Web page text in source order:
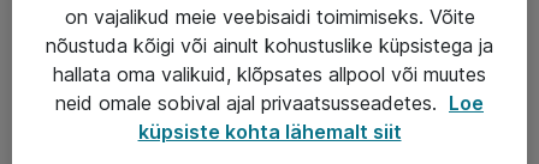
Haldusteenused
Garantii
Turva- ja nõrkvoolulahendused
on vajalikud meie veebisaidi toimimiseks. Võite
nõustuda kõigi või ainult kohustuslike küpsistega ja
hallata oma valikuid, klõpsates allpool või muutes
neid omale sobival ajal privaatsusseadetes. Loe
küpsiste kohta lähemalt siit